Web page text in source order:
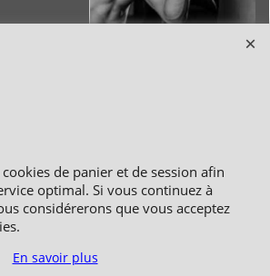
DISTRIBUTION Boutique en équipement et matériel
pour les arts martiaux
Palais des Expositions 66000 Perpignan
Systempay CAISSE D’ÉPARGNE et PAYPAL
de panier et de session afin
optimal. Si vous continuez à
considérerons que vous acceptez
En savoir plus